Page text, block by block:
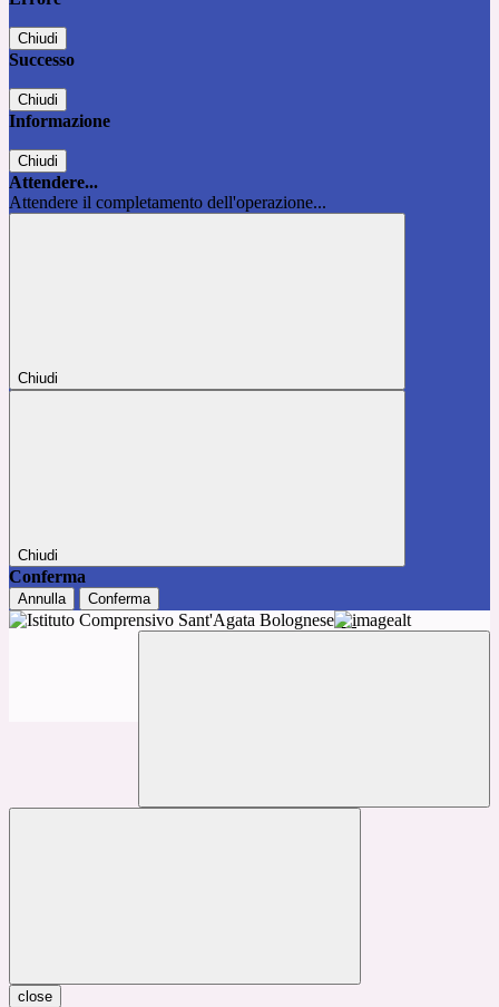
Chiudi
Successo
Chiudi
Informazione
Chiudi
Attendere...
Attendere il completamento dell'operazione...
Chiudi
Chiudi
Conferma
Annulla Conferma
close